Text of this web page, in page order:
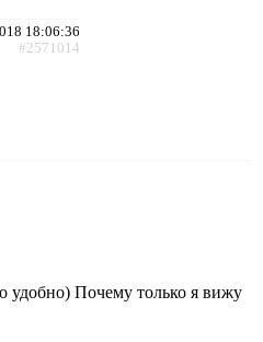
18:06:36
#2571014
удобно) Почему только я вижу